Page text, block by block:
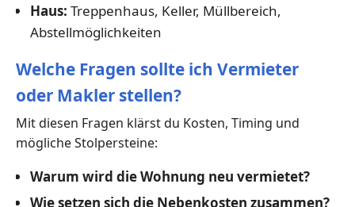
Haus: Treppenhaus, Keller, Müllbereich,
Abstellmöglichkeiten
Welche Fragen sollte ich Vermieter
oder Makler stellen?
Mit diesen Fragen klärst du Kosten, Timing und
mögliche Stolpersteine:
Warum wird die Wohnung neu vermietet?
Wie setzen sich die Nebenkosten zusammen?